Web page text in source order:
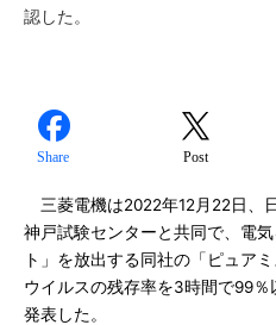
認した。
Share Post
三菱電機は2022年12月22日、
神戸試験センターと共同で、電
ト」を放出する同社の「ピュア
ウイルスの残存率を3時間で99
発表した。